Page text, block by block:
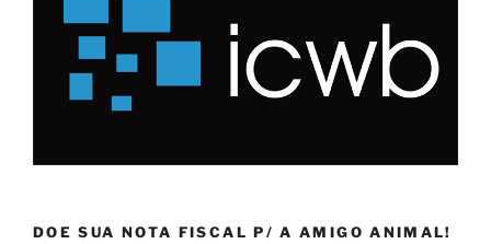
DOE SUA NOTA FISCAL P/ A AMIGO ANIMAL!